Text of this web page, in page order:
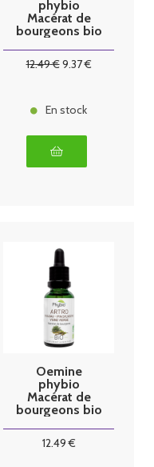
phybio
Macérat de
bourgeons bio
12.49€9.37€
En stock
Oemine
phybio
Macérat de
bourgeons bio
12.49€